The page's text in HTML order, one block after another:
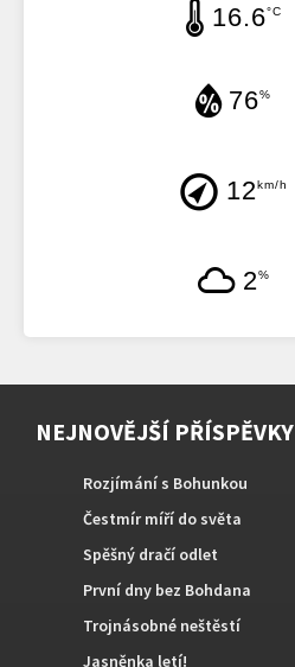
16.6°C
76%
12km/h
2%
NEJNOVĚJŠÍ PŘÍSPĚVKY
Rozjímání s Bohunkou
Čestmír míří do světa
Spěšný dračí odlet
První dny bez Bohdana
Trojnásobné neštěstí
Jasněnka letí!